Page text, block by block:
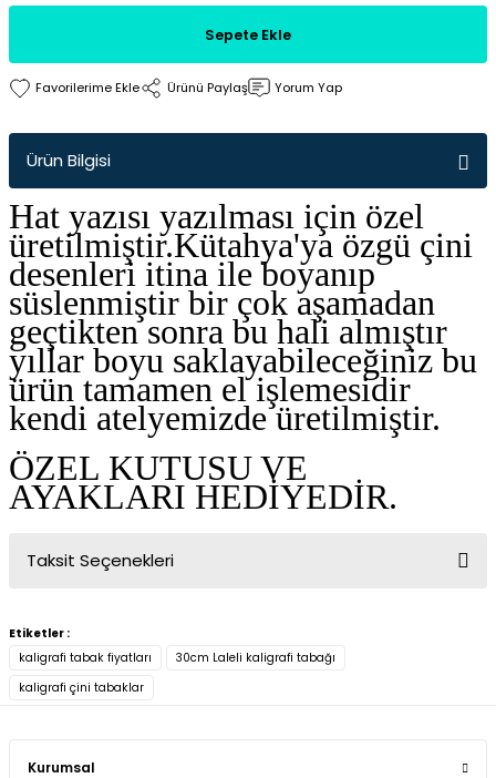
Sepete Ekle
Ürünü Paylaş Yorum Yap
Ürün Bilgisi
Hat yazısı yazılması için özel
üretilmiştir.Kütahya'ya özgü çini
desenleri itina ile boyanıp
süslenmiştir bir çok aşamadan
geçtikten sonra bu hali almıştır
yıllar boyu saklayabileceğiniz bu
ürün tamamen el işlemesidir
kendi atelyemizde üretilmiştir.
ÖZEL KUTUSU VE
AYAKLARI HEDİYEDİR.
Taksit Seçenekleri
Etiketler :
kaligrafi tabak fiyatları
30cm Laleli kaligrafi tabağı
kaligrafi çini tabaklar
Kurumsal